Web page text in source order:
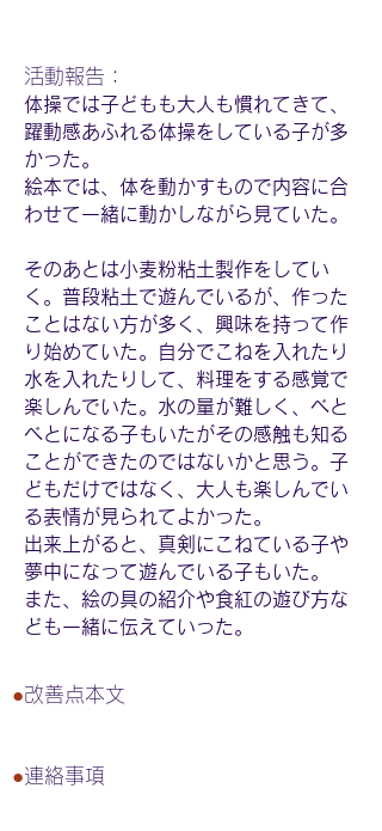
活動報告：
体操では子どもも大人も慣れてきて、
躍動感あふれる体操をしている子が多
かった。
絵本では、体を動かすもので内容に合
わせて一緒に動かしながら見ていた。
そのあとは小麦粉粘土製作をしてい
く。普段粘土で遊んでいるが、作った
ことはない方が多く、興味を持って作
り始めていた。自分でこねを入れたり
水を入れたりして、料理をする感覚で
楽しんでいた。水の量が難しく、べと
べとになる子もいたがその感触も知る
ことができたのではないかと思う。子
どもだけではなく、大人も楽しんでい
る表情が見られてよかった。
出来上がると、真剣にこねている子や
夢中になって遊んでいる子もいた。
また、絵の具の紹介や食紅の遊び方な
ども一緒に伝えていった。
●改善点本文
●連絡事項